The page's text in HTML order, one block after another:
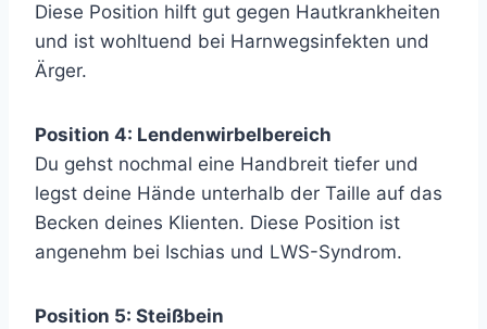
Diese Position hilft gut gegen Hautkrankheiten
und ist wohltuend bei Harnwegsinfekten und
Ärger.
Position 4: Lendenwirbelbereich
Du gehst nochmal eine Handbreit tiefer und
legst deine Hände unterhalb der Taille auf das
Becken deines Klienten. Diese Position ist
angenehm bei Ischias und LWS-Syndrom.
Position 5: Steißbein